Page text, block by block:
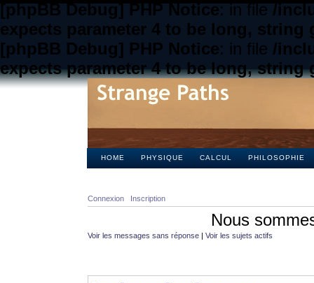
[phpBB Debug] PHP Notice: in file/
expects parameter 4 to be long, string
[phpBB Debug] PHP Notice: in file /
expects parameter 4 to be long, string
HOME PHYSIQUE CALCUL PHILOSOPHIE
Connexion Inscription
Nous
Voir les messages sans réponse | Voir les sujets actifs